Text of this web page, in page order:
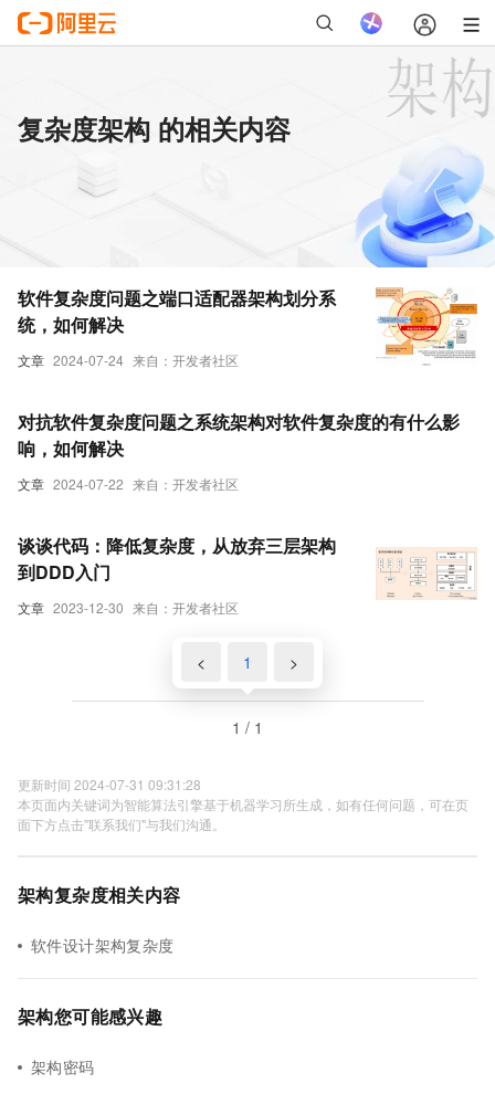
复杂度架构 的相关内容
文章 2024-07-24 来自：开发者社区
软件复杂度问题之端口适配器架构划分系
统，如何解决
文章 2024-07-22 来自：开发者社区
对抗软件复杂度问题之系统架构对软件复杂度的有什么影
响，如何解决
文章 2023-12-30 来自：开发者社区
谈谈代码：降低复杂度，从放弃三层架构
到DDD入门
< 1 >
1 / 1
更新时间 2024-07-31 09:31:28
本页面内关键词为智能算法引擎基于机器学习所生成，如有任何问题，可在页
面下方点击"联系我们"与我们沟通。
架构复杂度相关内容
软件设计架构复杂度
架构您可能感兴趣
架构密码